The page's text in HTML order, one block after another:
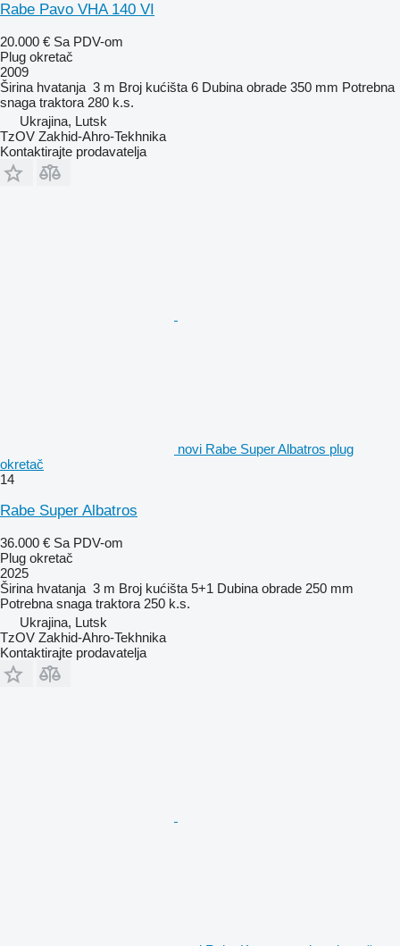
Rabe Pavo VHA 140 VI
20.000 € Sa PDV-om
Plug okretač
2009
Širina hvatanja 3 m Broj kućišta 6 Dubina obrade 350 mm Potrebna
snaga traktora 280 k.s.
Ukrajina, Lutsk
TzOV Zakhid-Ahro-Tekhnika
Kontaktirajte prodavatelja
novi Rabe Super Albatros plug
okretač
14
Rabe Super Albatros
36.000 € Sa PDV-om
Plug okretač
2025
Širina hvatanja 3 m Broj kućišta 5+1 Dubina obrade 250 mm
Potrebna snaga traktora 250 k.s.
Ukrajina, Lutsk
TzOV Zakhid-Ahro-Tekhnika
Kontaktirajte prodavatelja